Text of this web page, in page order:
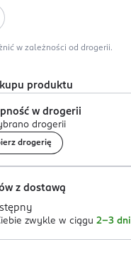
w zależności od drogerii.
produktu
w drogerii
drogerii
drogerię
z dostawą
zwykle w ciągu 2-3 dni